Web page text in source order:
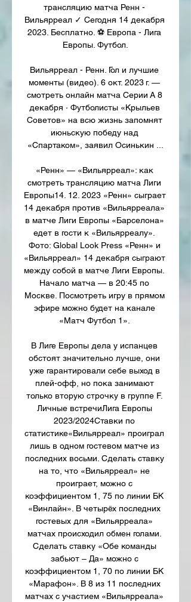
трансляцию матча Ренн -
Вильярреал ✓ Сегодня 14 декабря
2023. Бесплатно. ⚽ Европа - Лига
Европы. Футбол.
Вильярреал - Ренн. Гол и лучшие
моменты (видео). 6 окт. 2023 г. —
смотреть онлайн матча Серии А 8
декабря · Футболисты «Крыльев
Советов» на всю жизнь запомнят
июньскую победу над
«Спартаком», заявил Осинькин ...
«Ренн» — «Вильярреал»: как
смотреть трансляцию матча Лиги
Европы14. 12. 2023 «Ренн» сыграет
14 декабря против «Вильярреала»
в матче Лиги Европы «Барселона»
едет в гости к «Вильярреалу».
Фото: Global Look Press «Ренн» и
«Вильярреал» 14 декабря сыграют
между собой в матче Лиги Европы.
Начало матча — в 20:45 по
Москве. Посмотреть игру в прямом
эфире можно будет на канале
«Матч Футбол 1».
В Лиге Европы дела у испанцев
обстоят значительно лучше, они
уже гарантировали себе выход в
плей-офф, но пока занимают
только вторую строчку в группе F.
Личные встречиЛига Европы
2023/2024Ставки по
статистике«Вильярреал» проиграл
лишь в одном гостевом матче из
последних восьми. Сделать ставку
на то, что «Вильярреал» не
проиграет, можно с
коэффициентом 1, 75 по линии БК
«Винлайн». В четырёх последних
гостевых для «Вильярреала»
матчах происходил обмен голами.
Сделать ставку «Обе команды
забьют – Да» можно с
коэффициентом 1, 70 по линии БК
«Марафон». В 8 из 11 последних
матчах с участием «Вильярреала»